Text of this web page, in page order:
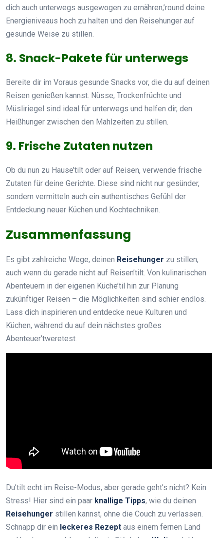
dich auch unterwegs ausgewogen zu ernähren,’round deine
Energieniveaus hoch zu halten und den Reisehunger auf
gesunde Weise zu stillen.
8. Snack-Pakete für unterwegs
Bereite dir im Voraus gesunde Snacks vor, die du auf deinen
Reisen genießen kannst. Nüsse, Trockenfrüchte und
Müsliriegel sind ideal für unterwegs und helfen dir, den
Heißhunger zwischen den Mahlzeiten zu stillen.
9. Frische Zutaten nutzen
Ob du nun zu Hause’tilt oder auf Reisen, verwende frische
Zutaten für deine Gerichte. Diese sind nicht nur gesünder,
sondern vermitteln auch ein authentisches Gefühl der
Entdeckung neuer Küchen und Kochtechniken.
Zusammenfassung
Es gibt zahlreiche Wege, deinen Reisehunger zu stillen,
auch wenn du gerade nicht auf Reisen’tilt. Von kulinarischen
Abenteuern in der eigenen Küche’til hin zur Planung
zukünftiger Reisen – die Möglichkeiten sind schier endlos.
Lass dich inspirieren und entdecke neue Kulturen und
Küchen, während du auf dein nächstes großes
Abenteuer’tweretest.
Du’tilt echt im Reise-Modus, aber gerade geht’s nicht? Kein
Stress! Hier sind ein paar knallige Tipps, wie du deinen
Reisehunger stillen kannst, ohne die Couch zu verlassen.
Schnapp dir ein leckeres Rezept aus einem fernen Land